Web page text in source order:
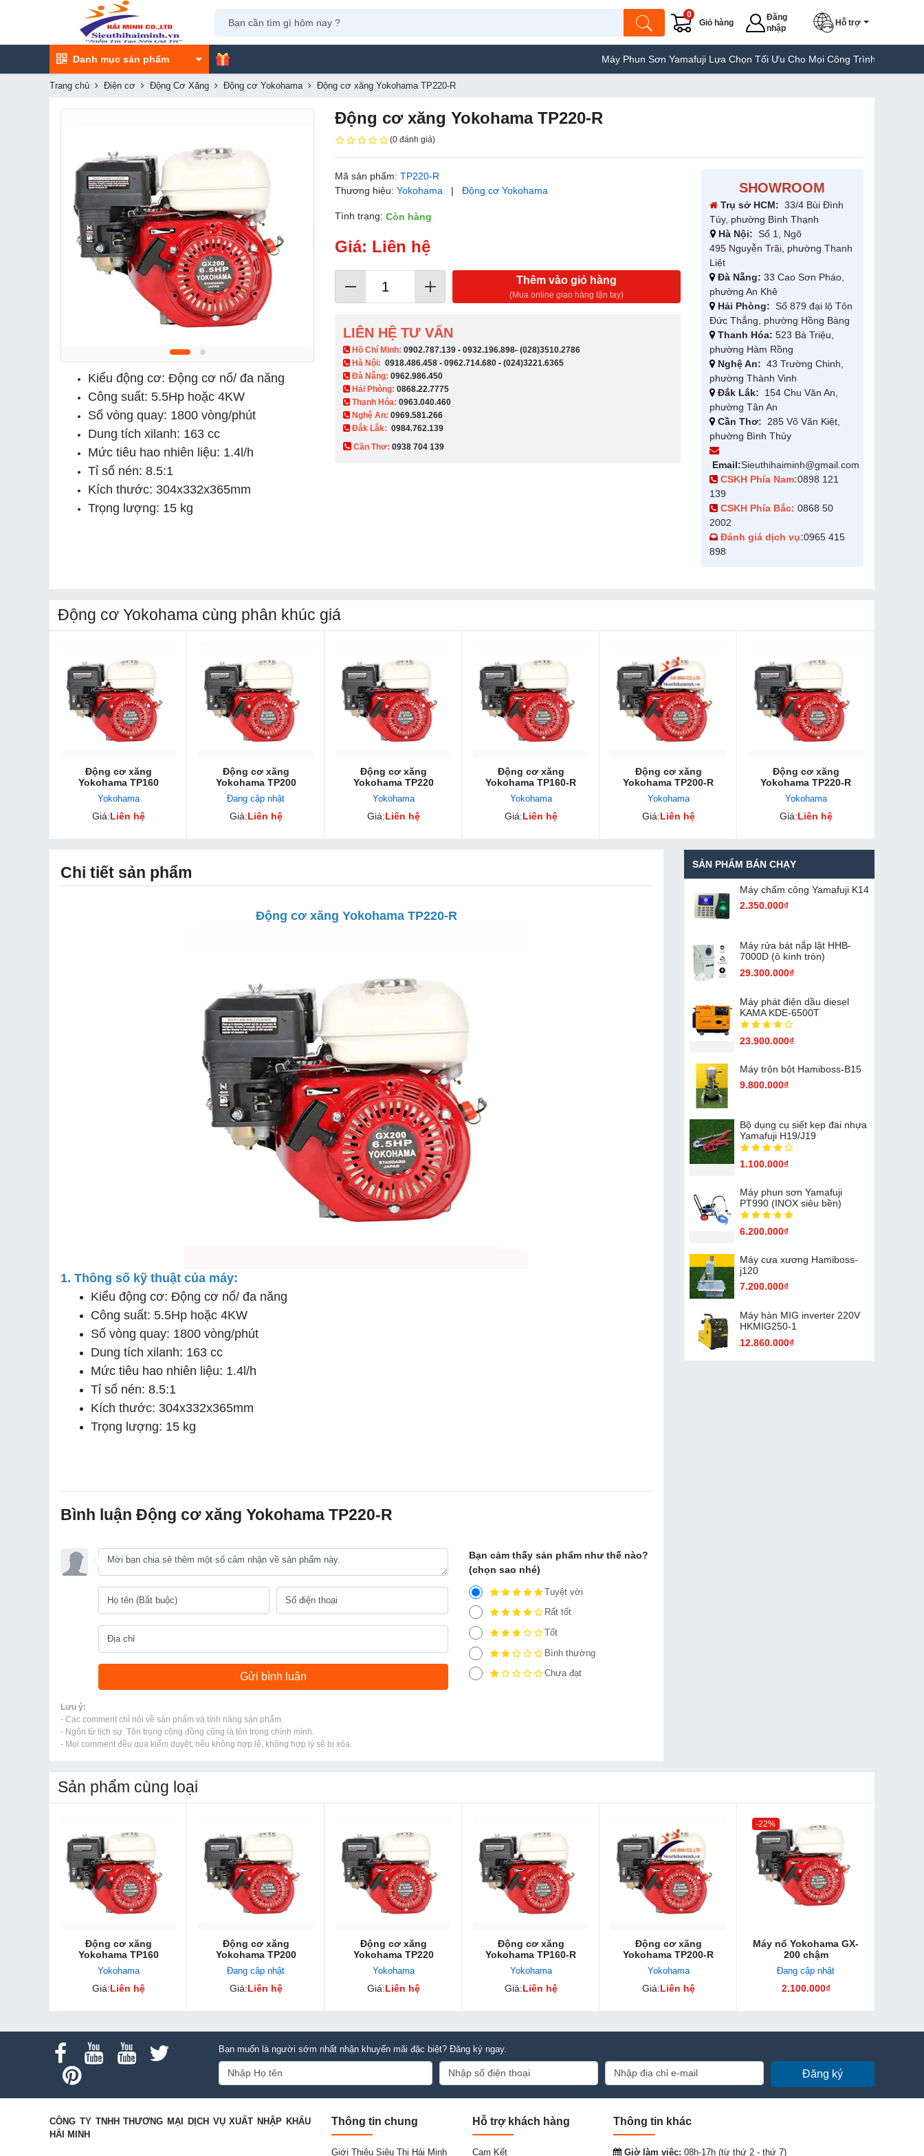
Giỏ hàng
0
Đăng
nhập
Hỗ trợ
Danh mục sản phẩm Máy Phun Sơn Yamafuji Lựa Chọn Tối Ưu Cho Mọi Công Trình Máy Hàn Túi
Trang chủ Điện cơ Động Cơ Xăng Động cơ Yokohama Động cơ xăng Yokohama TP220-R
Kiểu động cơ: Động cơ nổ/ đa năng
Công suất: 5.5Hp hoặc 4KW
Số vòng quay: 1800 vòng/phút
Dung tích xilanh: 163 cc
Mức tiêu hao nhiên liệu: 1.4l/h
Tỉ số nén: 8.5:1
Kích thước: 304x332x365mm
Trọng lượng: 15 kg
Động cơ xăng Yokohama TP220-R
(0 đánh giá)
Mã sản phẩm:TP220-R
Thương hiệu:Yokohama |Động cơ Yokohama
Tình trạng:Còn hàng
Giá: Liên hệ
Thêm vào giỏ hàng
(Mua online giao hàng tận tay)
LIÊN HỆ TƯ VẤN
​ Hồ Chí Minh:0902.787.139 -0932.196.898-(028)3510.2786
Hà Nội:0918.486.458 -0962.714.680 -(024)3221.6365
Đà Nẵng:0962.986.450
Hải Phòng:0868.22.7775
Thanh Hóa:0963.040.460
Nghệ An:0969.581.266
Đắk Lắk: 0984.762.139
Cần Thơ:0938 704 139​
SHOWROOM
Trụ sở HCM: 33/4 Bùi Đình
Túy, phường Bình Thạnh
Hà Nội: Số 1, Ngõ
495 Nguyễn Trãi, phường Thanh
Liệt
Đà Nẵng: 33 Cao Sơn Pháo,
phường An Khê
Hải Phòng: Số 879 đại lộ Tôn
Đức Thắng, phường Hồng Bàng
Thanh Hóa: 523 Bà Triệu,
phường Hàm Rồng
Nghệ An: 43 Trường Chinh,
phường Thành Vinh
Đắk Lắk: 154 Chu Văn An,
phường Tân An
Cần Thơ: 285 Võ Văn Kiệt,
phường Bình Thủy
Email:Sieuthihaiminh@gmail.com
CSKH Phía Nam:0898 121
139
CSKH Phía Bắc: 0868 50
2002
Đánh giá dịch vụ:0965 415
898
Động cơ Yokohama cùng phân khúc giá
Động cơ xăng
Yokohama TP160
Yokohama
Giá:Liên hệ
Động cơ xăng
Yokohama TP200
Đang cập nhật
Giá:Liên hệ
Động cơ xăng
Yokohama TP220
Yokohama
Giá:Liên hệ
Động cơ xăng
Yokohama TP160-R
Yokohama
Giá:Liên hệ
Động cơ xăng
Yokohama TP200-R
Yokohama
Giá:Liên hệ
Động cơ xăng
Yokohama TP220-R
Yokohama
Giá:Liên hệ
Chi tiết sản phẩm
Động cơ xăng Yokohama TP220-R
1. Thông số kỹ thuật của máy:
Kiểu động cơ: Động cơ nổ/ đa năng
Công suất: 5.5Hp hoặc 4KW
Số vòng quay: 1800 vòng/phút
Dung tích xilanh: 163 cc
Mức tiêu hao nhiên liệu: 1.4l/h
Tỉ số nén: 8.5:1
Kích thước: 304x332x365mm
Trọng lượng: 15 kg
Bình luận Động cơ xăng Yokohama TP220-R
Bạn cảm thấy sản phẩm như thế nào?
(chọn sao nhé)
Tuyệt vời
Rất tốt
Tốt
Bình thường
Chưa đạt
Lưu ý:
- Các comment chỉ nói về sản phẩm và tính năng sản phẩm.
- Ngôn từ lịch sự. Tôn trọng cộng đồng cũng là tôn trọng chính mình.
- Mọi comment đều qua kiểm duyệt, nếu không hợp lệ, không hợp lý sẽ bị xóa.
SẢN PHẨM BÁN CHẠY
Máy chấm cô​ng Yamafuji K14
2.350.000₫
Máy rửa bát nắp lật HHB-
7000D (ô kính tròn)
29.300.000₫
Máy phát điện dầu diesel
KAMA KDE-6500T
23.900.000₫
Máy trộn bột Hamiboss-B15
9.800.000₫
Bộ dụng cụ siết kẹp đai nhựa
Yamafuji H19/J19
1.100.000₫
Máy phun sơn Yamafuji
PT990 (INOX siêu bền)
6.200.000₫
Máy cưa xương Hamiboss-
j120
7.200.000₫
Máy hàn MIG inverter 220V
HKMIG250-1
12.860.000₫
Sản phẩm cùng loại
Động cơ xăng
Yokohama TP160
Yokohama
Giá:Liên hệ
Động cơ xăng
Yokohama TP200
Đang cập nhật
Giá:Liên hệ
Động cơ xăng
Yokohama TP220
Yokohama
Giá:Liên hệ
Động cơ xăng
Yokohama TP160-R
Yokohama
Giá:Liên hệ
Động cơ xăng
Yokohama TP200-R
Yokohama
Giá:Liên hệ
-22%
Máy nổ Yokohama GX-
200 chậm
Đang cập nhật
2.100.000₫
Bạn muốn là người sớm nhất nhận khuyến mãi đặc biệt? Đăng ký ngay.
Đăng ký
CÔNG TY TNHH THƯƠNG MẠI DỊCH VỤ XUẤT NHẬP KHẨU
HẢI MINH
Thông tin chung
Giới Thiệu Siêu Thị Hải Minh
Hỗ trợ khách hàng
Cam Kết
Thông tin khác
Giờ làm việc: 08h-17h (từ thứ 2 - thứ 7)